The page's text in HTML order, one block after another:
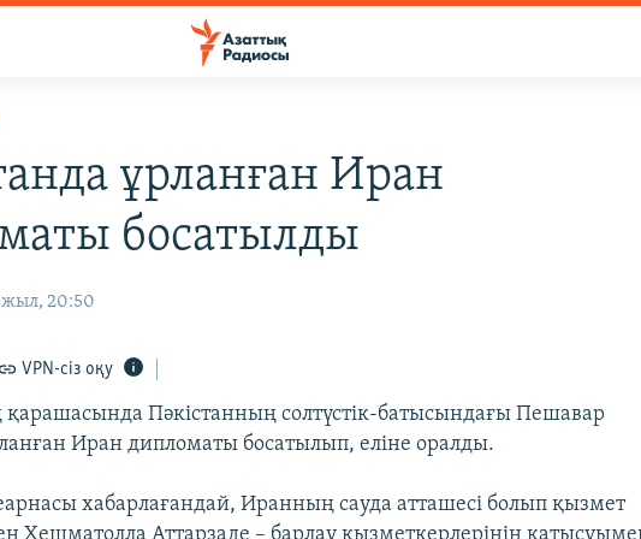
ұрланған Иран
босатылды
жыл, 20:50
VPN-сіз оқу
Пәкістанның солтүстік-батысындағы Пешавар
Иран дипломаты босатылып, еліне оралды.
хабарлағандай, Иранның сауда атташесі болып қызмет